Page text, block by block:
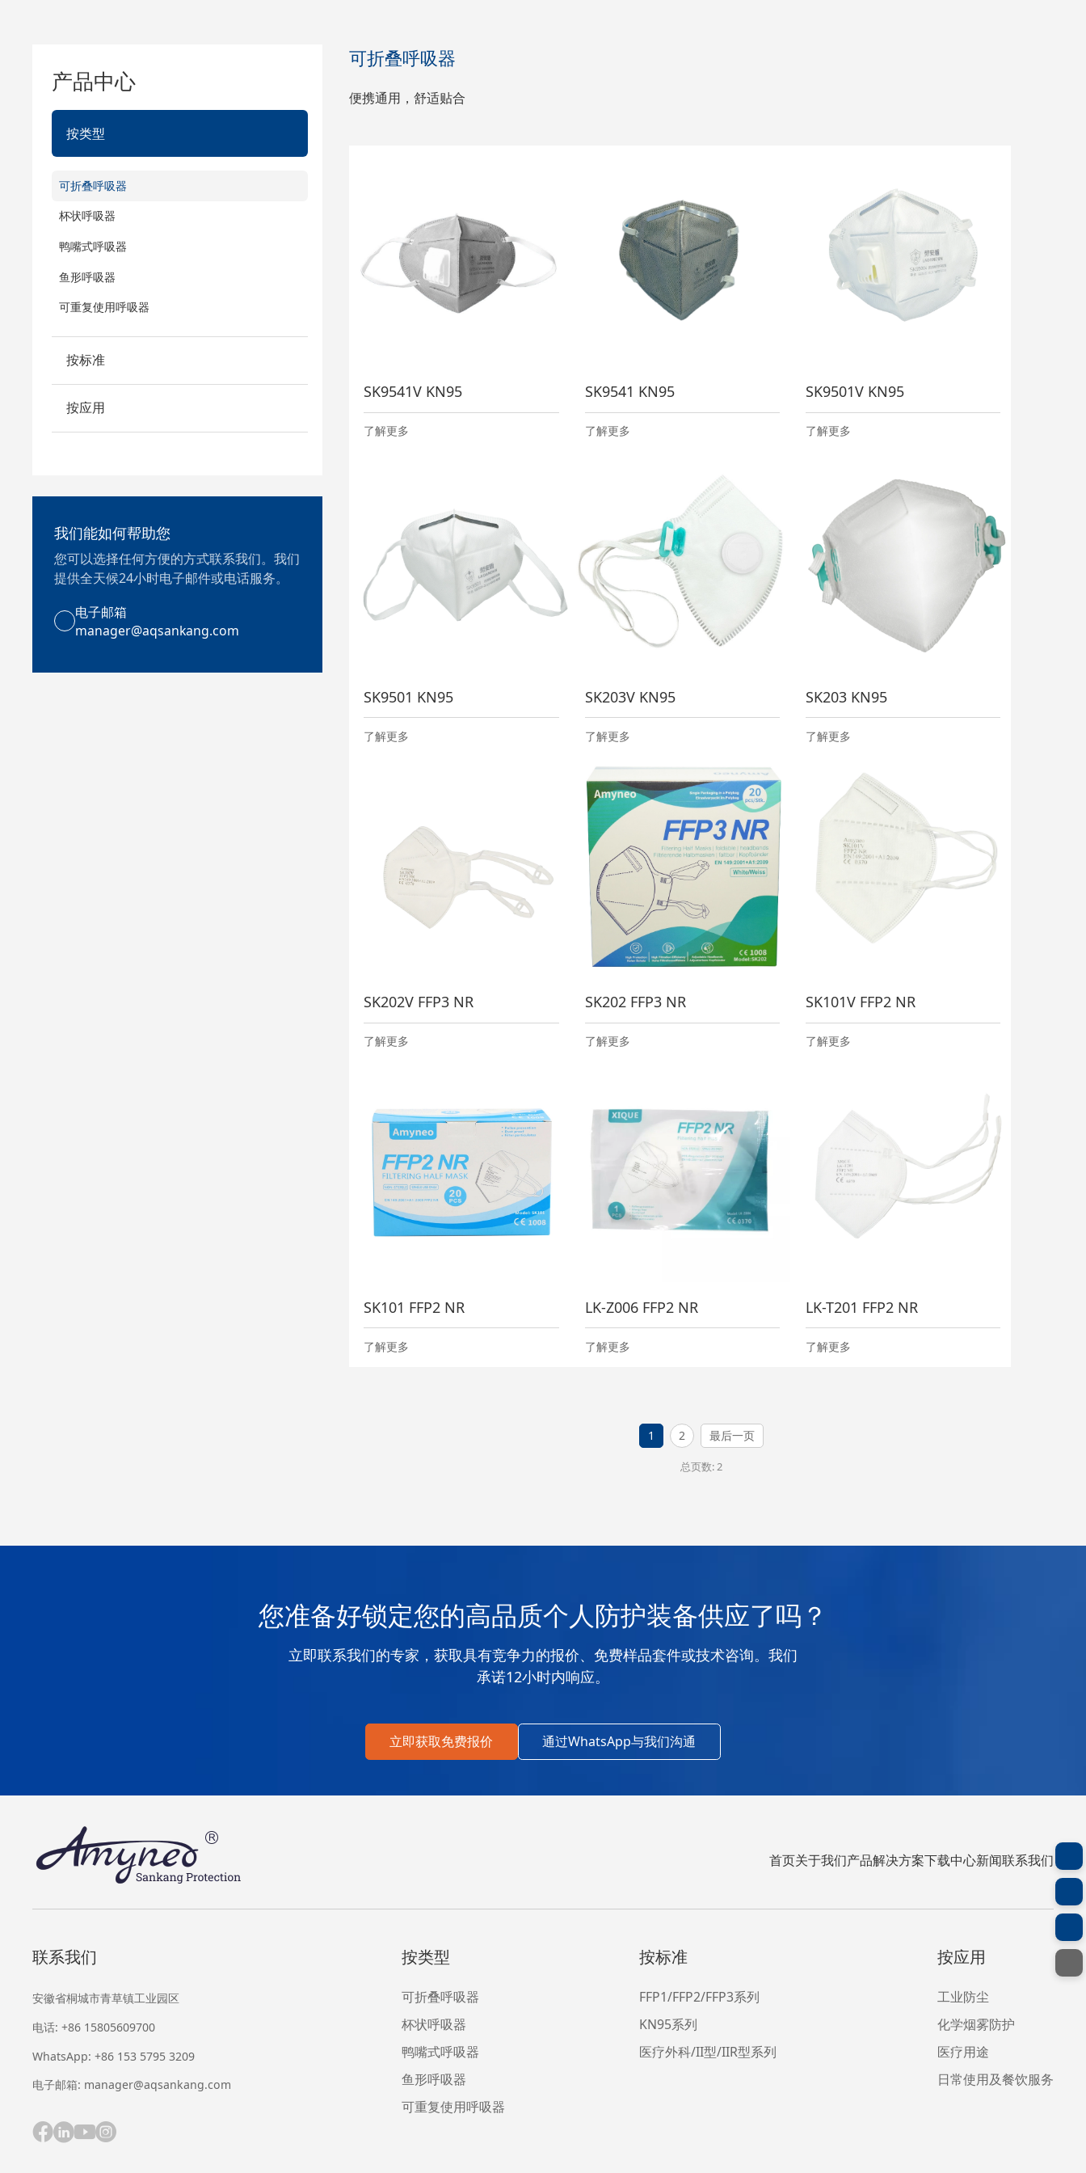
产品中心
按类型
可折叠呼吸器
杯状呼吸器
鸭嘴式呼吸器
鱼形呼吸器
可重复使用呼吸器
按标准
按应用
我们能如何帮助您
您可以选择任何方便的方式联系我们。我们
提供全天候24小时电子邮件或电话服务。
电子邮箱
manager@aqsankang.com
可折叠呼吸器
便携通用，舒适贴合
SK9541V KN95
了解更多
SK9541 KN95
了解更多
SK9501V KN95
了解更多
SK9501 KN95
了解更多
SK203V KN95
了解更多
SK203 KN95
了解更多
SK202V FFP3 NR
了解更多
SK202 FFP3 NR
了解更多
SK101V FFP2 NR
了解更多
SK101 FFP2 NR
了解更多
LK-Z006 FFP2 NR
了解更多
LK-T201 FFP2 NR
了解更多
1 2 最后一页
总页数: 2
您准备好锁定您的高品质个人防护装备供应了吗？
立即联系我们的专家，获取具有竞争力的报价、免费样品套件或技术咨询。我们
承诺12小时内响应。
立即获取免费报价 通过WhatsApp与我们沟通
首页关于我们产品解决方案下载中心新闻联系我们
联系我们
安徽省桐城市青草镇工业园区
电话: +86 15805609700
WhatsApp: +86 153 5795 3209
电子邮箱: manager@aqsankang.com
按类型
可折叠呼吸器
杯状呼吸器
鸭嘴式呼吸器
鱼形呼吸器
可重复使用呼吸器
按标准
FFP1/FFP2/FFP3系列
KN95系列
医疗外科/II型/IIR型系列
按应用
工业防尘
化学烟雾防护
医疗用途
日常使用及餐饮服务